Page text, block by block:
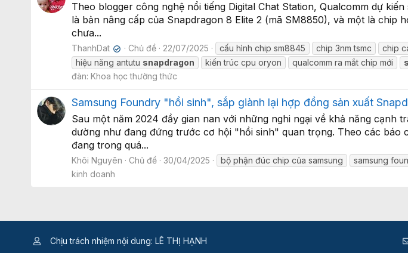
Theo blogger công nghệ nổi tiếng Digital Chat Station, Qualcomm dự
là bản nâng cấp của Snapdragon 8 Elite 2 (mã SM8850), và một là
chưa...
ThanhDat ✔ Chủ đề 22/07/2025 cấu hình chip sm8845 chip 3nm tsmc chip
hiệu năng antutu snapdragon kiến trúc cpu oryon qualcomm ra mắt chip mới
đàn: Khoa học thường thức
Samsung Foundry "hồi sinh", sắp giành lại hợp đồng sản xuất
Sau một năm 2024 đầy gian nan với những nghi ngại về khả năng cạnh
dường như đang đứng trước cơ hội "hồi sinh" quan trọng. Theo các
đang trong quá...
Khôi Nguyên Chủ đề 30/04/2025 bộ phận đúc chip của samsung samsung
kinh doanh
Chịu trách nhiệm nội dung: LÊ THỊ HẠNH